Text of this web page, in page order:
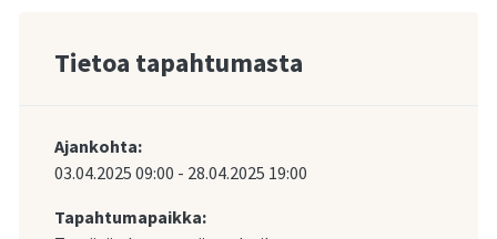
Tietoa tapahtumasta
Ajankohta:
03.04.2025 09:00 - 28.04.2025 19:00
Tapahtumapaikka: